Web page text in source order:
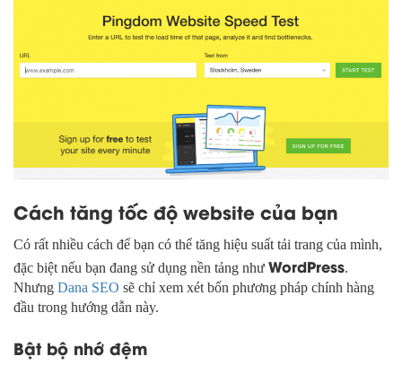
Cách tăng tốc độ website của bạn
Có rất nhiều cách để bạn có thể tăng hiệu suất tải trang của mình,
đặc biệt nếu bạn đang sử dụng nền tảng như WordPress.
Nhưng Dana SEO sẽ chỉ xem xét bốn phương pháp chính hàng
đầu trong hướng dẫn này.
Bật bộ nhớ đệm